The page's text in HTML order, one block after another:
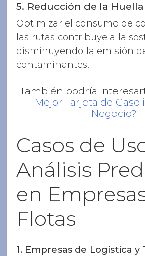
5. Reducción de la
Optimizar el consumo de
las rutas contribuye a la
disminuyendo la emisión
contaminantes.
También podría
Mejor Tarjeta de
Negocio?
Casos de
Análisis
en
Flotas
1. Empresas de Logística